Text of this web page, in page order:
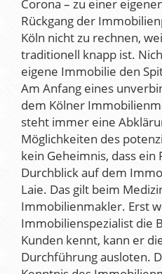
Corona – zu einer
Rückgang der
Köln nicht zu rechnen,
traditionell knapp ist.
eigene Immobilie den
Am Anfang eines
dem Kölner
steht immer eine
Möglichkeiten des
kein Geheimnis, dass
Durchblick auf dem
Laie. Das gilt beim
Immobilienmakler. Erst
Immobilienspezialist die
Kunden kennt, kann er
Durchführung ausloten.